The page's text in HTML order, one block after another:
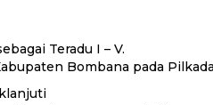
Teradu I – V.
Bombana pada